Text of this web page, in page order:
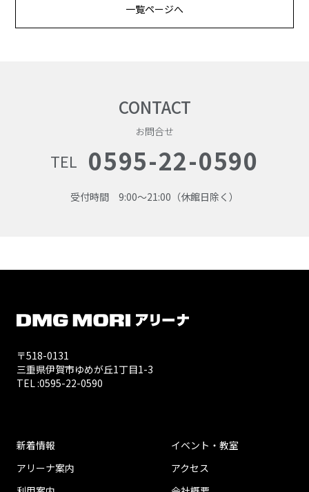
一覧ページへ
CONTACT
お問合せ
TEL 0595-22-0590
受付時間 9:00〜21:00（休館日除く）
〒518-0131
三重県伊賀市ゆめが丘1丁目1-3
TEL :0595-22-0590
新着情報
アリーナ案内
イベント・教室
アクセス